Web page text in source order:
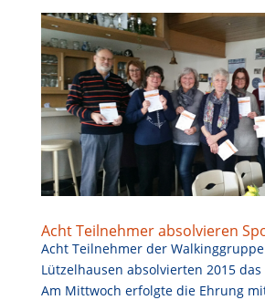
Acht Teilnehmer absolvieren
Acht Teilnehmer der Walkinggruppe
Lützelhausen absolvierten 2015
Am Mittwoch erfolgte die Ehrung